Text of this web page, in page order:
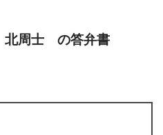
北周士 の答弁書